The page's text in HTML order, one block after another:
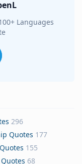
Languages
296
Quotes 177
155
68